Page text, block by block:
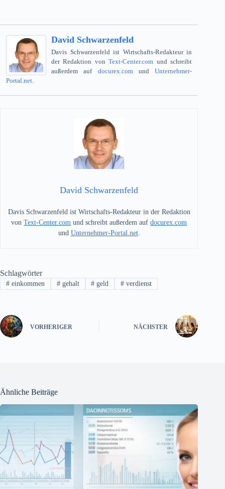
David Schwarzenfeld
Davis Schwarzenfeld ist Wirtschafts-Redakteur in
der Redaktion vonText-Center.com und schreibt
außerdem auf docurex.comundUnternehmer-
Portal.net
David Schwarzenfeld
Davis Schwarzenfeld ist Wirtschafts-Redakteur in der Redaktion
vonText-Center.com und schreibt außerdem aufdocurex.com
und Unternehmer-Portal.net.
Schlagwörter
#einkommen #gehalt # geld # verdienst
VORHERIGER NÄCHSTER
Ähnliche Beiträge